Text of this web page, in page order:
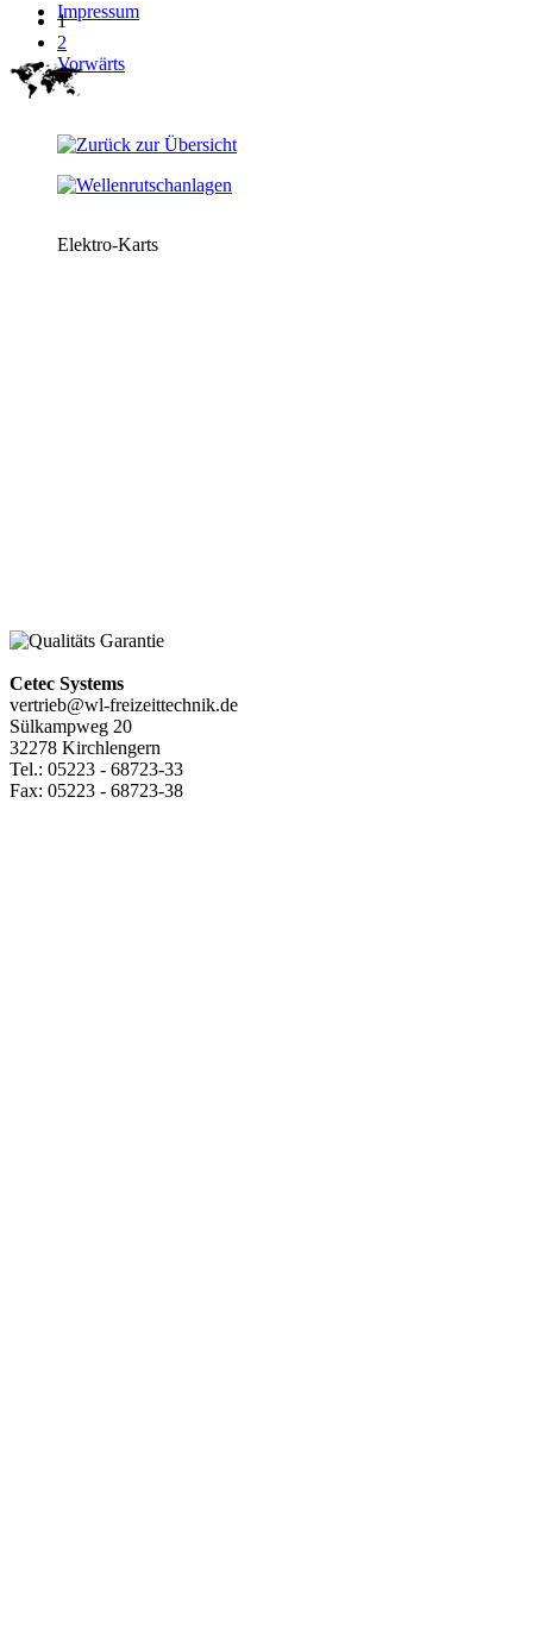
Impressum
1
2
Vorwärts
Elektro-Karts
Cetec Systems
vertrieb@wl-freizeittechnik.de
Sülkampweg 20
32278 Kirchlengern
Tel.: 05223 - 68723-33
Fax: 05223 - 68723-38